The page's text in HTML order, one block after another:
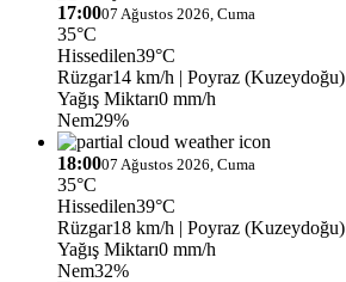
17:0007 Ağustos 2026, Cuma
35°C
Hissedilen39°C
Rüzgar14 km/h | Poyraz (Kuzeydoğu)
Yağış Miktarı0 mm/h
Nem29%
18:0007 Ağustos 2026, Cuma
35°C
Hissedilen39°C
Rüzgar18 km/h | Poyraz (Kuzeydoğu)
Yağış Miktarı0 mm/h
Nem32%